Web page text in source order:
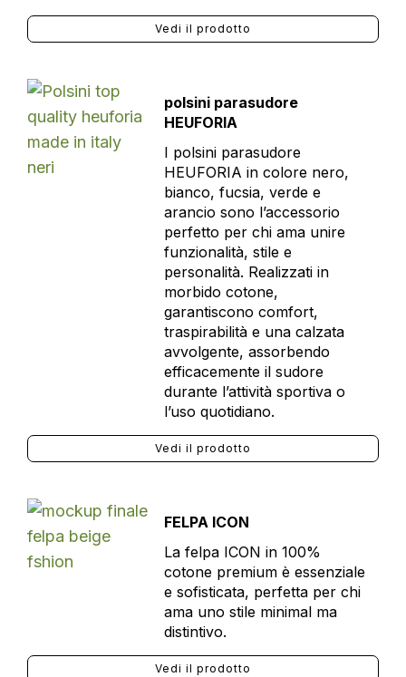
Vedi il prodotto
polsini parasudore
HEUFORIA
I polsini parasudore
HEUFORIA in colore nero,
bianco, fucsia, verde e
arancio sono l’accessorio
perfetto per chi ama unire
funzionalità, stile e
personalità. Realizzati in
morbido cotone,
garantiscono comfort,
traspirabilità e una calzata
avvolgente, assorbendo
efficacemente il sudore
durante l’attività sportiva o
l’uso quotidiano.
Vedi il prodotto
FELPA ICON
La felpa ICON in 100%
cotone premium è essenziale
e sofisticata, perfetta per chi
ama uno stile minimal ma
distintivo.
Vedi il prodotto